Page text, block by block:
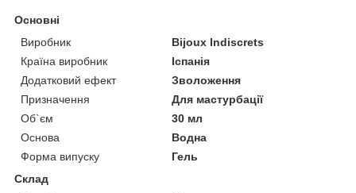
Основні
Виробник
Bijoux Indiscrets
Країна виробник
Іспанія
Додатковий ефект
Зволоження
Призначення
Для мастурбації
Об`єм
30 мл
Основа
Водна
Форма випуску
Гель
Склад